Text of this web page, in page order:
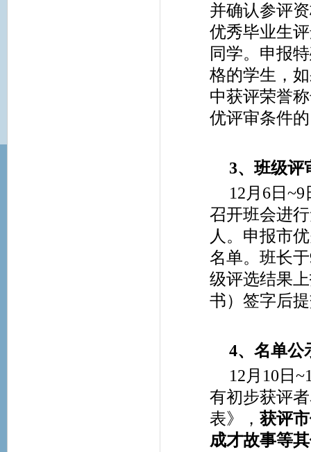
并确认参评
优秀毕业生
同学。申报
格的学生，
中获评荣誉
优评审条件
3、班级评
12 月6日
召开班会进
人。申报市
名单。班长
级评选结果
书）签字后
4、名单公
12 月10日
有初步获评
表》，获评
成才故事等